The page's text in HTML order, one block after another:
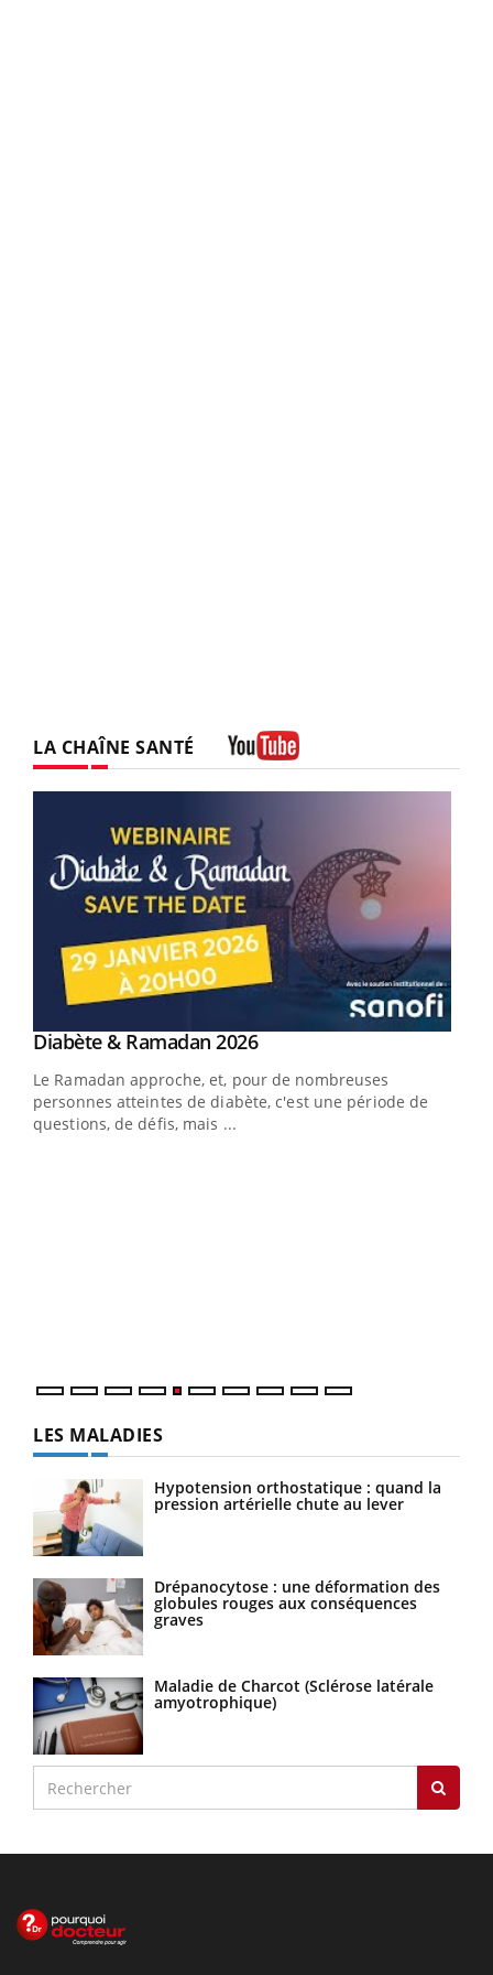
LA CHAÎNE SANTÉ
Youtube
Diabète & Ramadan 2026Youtube
Le Ramadan approche, et, pour de nombreuses
personnes atteintes de diabète, c'est une période de
questions, de défis, mais ...
LES MALADIES
Hypotension orthostatique : quand la
pression artérielle chute au lever
Drépanocytose : une déformation des
globules rouges aux conséquences
graves
Maladie de Charcot (Sclérose latérale
amyotrophique)